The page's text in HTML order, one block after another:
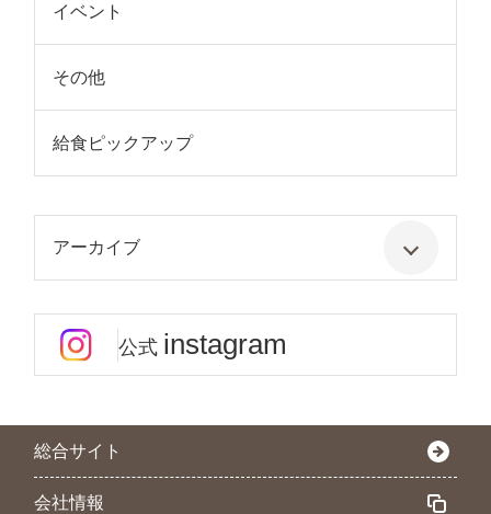
イベント
その他
給食ピックアップ
アーカイブ
公式 instagram
総合サイト
会社情報